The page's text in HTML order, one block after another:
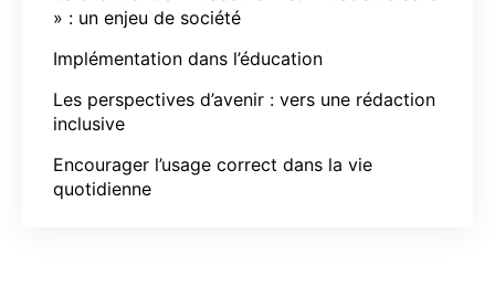
» : un enjeu de société
Implémentation dans l’éducation
Les perspectives d’avenir : vers une rédaction
inclusive
Encourager l’usage correct dans la vie
quotidienne